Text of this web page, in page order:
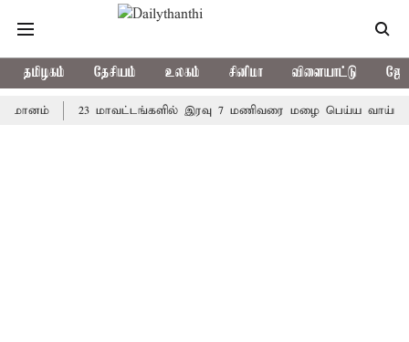
தமிழகம் தேசியம் உலகம் சினிமா விளையாட்டு
23 மாவட்டங்களில் இரவு 7 மணிவரை மழை பெய்ய வாய்ப்பு